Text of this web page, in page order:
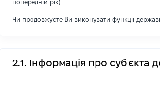
попередній рік)
Чи продовжуєте Ви виконувати функції
2.1. Інформація про суб'єкта